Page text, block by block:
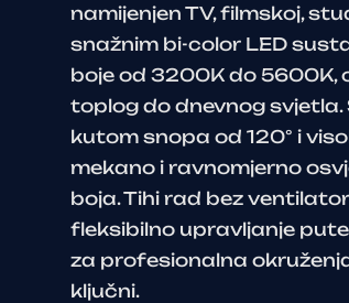
namijenjen TV, filmskoj,
snažnim bi-color LED
boje od 3200K do 5600K,
toplog do dnevnog svjetla.
kutom snopa od 120° i
mekano i ravnomjerno
boja. Tihi rad bez
fleksibilno upravljanje
za profesionalna
ključni.